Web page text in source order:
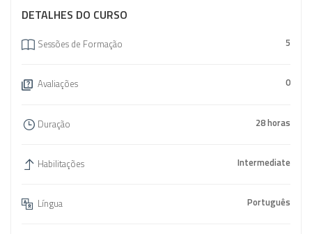
DETALHES DO CURSO
Sessões de Formação 5
Avaliações 0
Duração 28 horas
Habilitações Intermediate
Língua Português